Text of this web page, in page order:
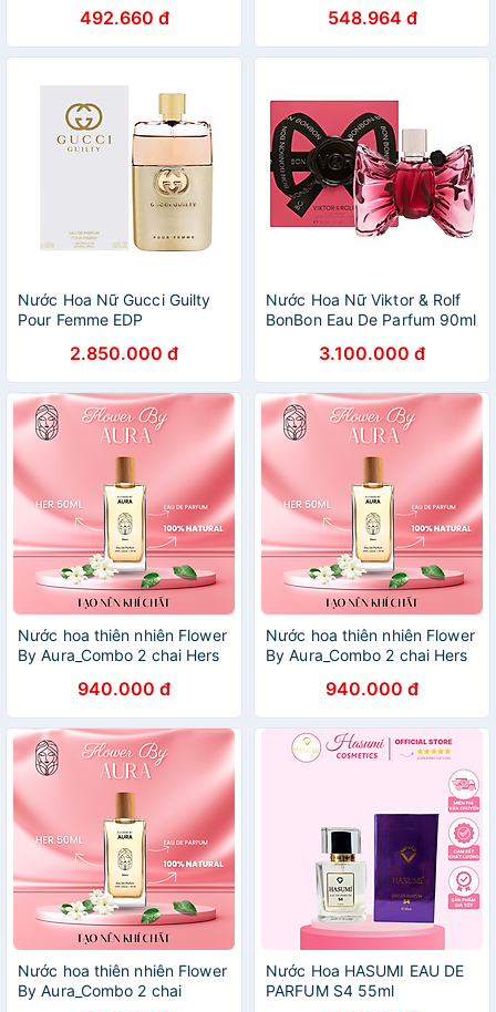
Bản Mới – Nam Tính, Mạnh
Mẽ, Lưu Hương 7–12H
492.660 đ
– Nam Tính, Lịch Lãm
548.964 đ
Nước Hoa Nữ Gucci Guilty
Pour Femme EDP
2.850.000 đ
Nước Hoa Nữ Viktor & Rolf
BonBon Eau De Parfum 90ml
3.100.000 đ
Nước hoa thiên nhiên Flower
By Aura_Combo 2 chai Hers
940.000 đ
Nước hoa thiên nhiên Flower
By Aura_Combo 2 chai Hers
940.000 đ
Nước hoa thiên nhiên Flower
By Aura_Combo 2 chai
Nước Hoa HASUMI EAU DE
PARFUM S4 55ml